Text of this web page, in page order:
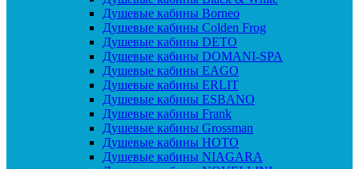
Душевые кабины Borneo
Душевые кабины Colden Frog
Душевые кабины DETO
Душевые кабины DOMANI-SPA
Душевые кабины EAGO
Душевые кабины ERLIT
Душевые кабины ESBANO
Душевые кабины Frank
Душевые кабины Grossman
Душевые кабины HOTO
Душевые кабины NIAGARA